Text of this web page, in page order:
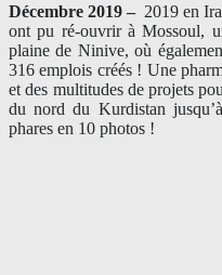
Décembre 2019 – 2019 en
ont pu ré-ouvrir à Mossoul,
plaine de Ninive, où
316 emplois créés ! Une
et des multitudes de projets
du nord du Kurdistan
phares en 10 photos !